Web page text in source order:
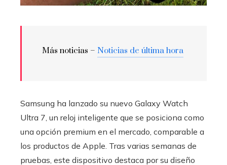
Más noticias – Noticias de última hora
Samsung ha lanzado su nuevo Galaxy Watch
Ultra 7, un reloj inteligente que se posiciona como
una opción premium en el mercado, comparable a
los productos de Apple. Tras varias semanas de
pruebas, este dispositivo destaca por su diseño